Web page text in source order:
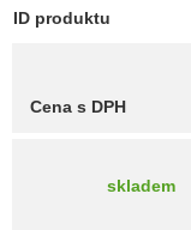
ID produktu
Cena s DPH
skladem